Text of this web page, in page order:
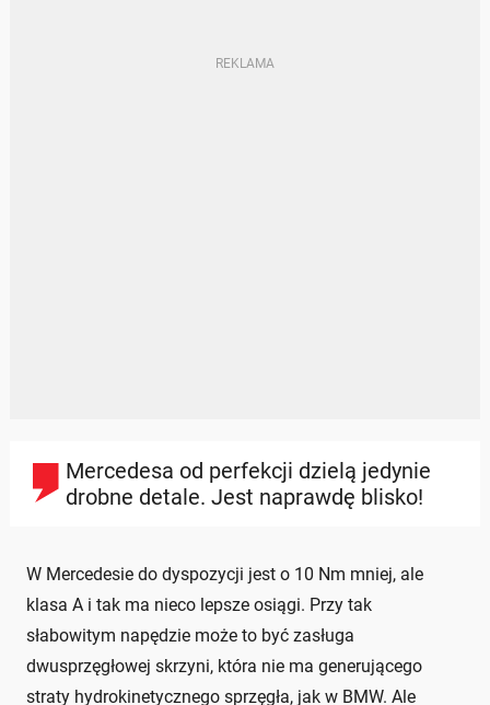
Mercedesa od perfekcji dzielą jedynie
drobne detale. Jest naprawdę blisko!
W Mercedesie do dyspozycji jest o 10 Nm mniej, ale
klasa A i tak ma nieco lepsze osiągi. Przy tak
słabowitym napędzie może to być zasługa
dwusprzęgłowej skrzyni, która nie ma generującego
straty hydrokinetycznego sprzęgła, jak w BMW. Ale